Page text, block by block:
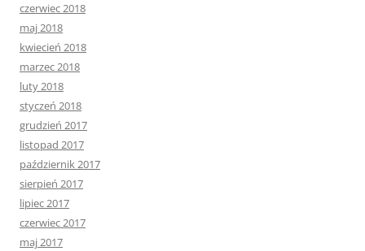
czerwiec 2018
maj 2018
kwiecień 2018
marzec 2018
luty 2018
styczeń 2018
grudzień 2017
listopad 2017
październik 2017
sierpień 2017
lipiec 2017
czerwiec 2017
maj 2017